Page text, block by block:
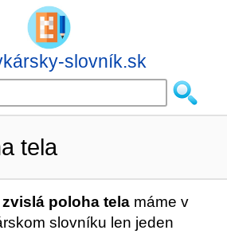
slovník.sk
tela
zvislá poloha tela máme v
slovníku len jeden